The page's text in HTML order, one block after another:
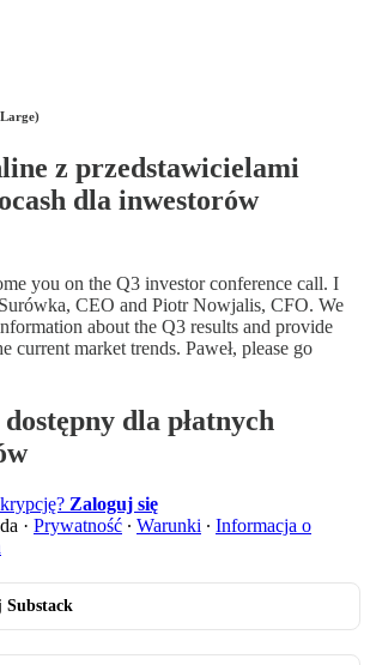
z przedstawicielami
dla inwestorów
you on the Q3 investor conference call. I
CEO and Piotr Nowjalis, CFO. We
about the Q3 results and provide
current market trends. Paweł, please go
dla płatnych
Zaloguj się
· Prywatność ∙ Warunki ∙ Informacja o
Substack